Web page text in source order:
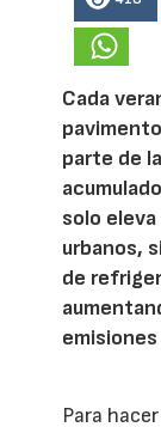
Cada
parte de
solo
urbanos,
de
Para